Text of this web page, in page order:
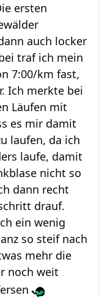
ersten
auch locker
traf ich mein
7:00/km fast,
Ich merkte bei
Läufen mit
es mir damit
laufen, da ich
laufe, damit
nicht so
dann recht
drauf.
ein wenig
so steif nach
mehr die
noch weit